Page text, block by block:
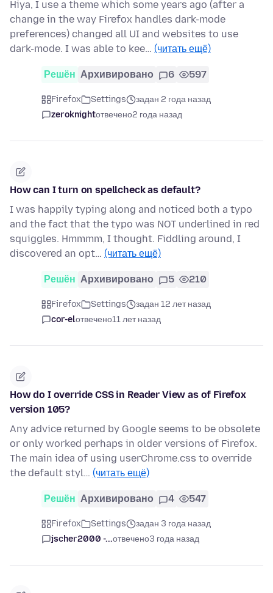
Hiya, I use a theme which some years ago (after a
change in the way Firefox handles dark-mode
preferences) changed all UI and websites to use
dark-mode. I was able to kee… (читать ещё)
Решён Архивировано 6 597
Firefox Settings
задан 2 года назад
zeroknightотвечено2 года назад
How can I turn on spellcheck as default?
I was happily typing along and noticed both a typo
and the fact that the typo was NOT underlined in red
squiggles. Hmmmm, I thought. Fiddling around, I
discovered an opt… (читать ещё)
Решён Архивировано 5 210
Firefox Settings
задан 12 лет назад
cor-elотвечено11 лет назад
How do I override CSS in Reader View as of Firefox
version 105?
Any advice returned by Google seems to be obsolete
or only worked perhaps in older versions of Firefox.
The main idea of using userChrome.css to override
the default styl… (читать ещё)
Решён Архивировано 4 547
Firefox Settings
задан 3 года назад
jscher2000 -...отвечено3 года назад